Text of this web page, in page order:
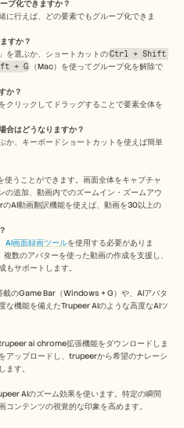
プ化できますか？
に行えば、どの要素でもグループ化できま
すか？
を選ぶか、ショートカットのCtrl + Shift
+ G
（Mac）を使ってグループ化を解除で
か？
クリックしてドラッグすることで要素全体を
合はどうなりますか？
か、キーボードショートカットを使えば簡単
使うことができます。画面全体をキャプチャ
の追加、動画内でのズームイン・ズームアウ
AI動画翻訳機能を使えば、動画を30以上の
AI画面録画ツールを使用する必要がありま
数のアバターを使った動画の作成を支援し、
もサポートします。
載のGame Bar（Windows + G）や、AIアバタ
な機能を備えたTrupeer AIのような高度なAIツ
ai chrome拡張機能をダウンロードしま
アップロードし、trupeerから希望のナレーシ
ます。
AIのズーム効果を使います。特定の瞬間
ンテンツの視覚的な印象を高めます。